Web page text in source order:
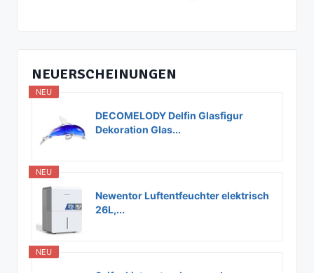
NEUERSCHEINUNGEN
NEU
DECOMELODY Delfin Glasfigur
Dekoration Glas...
NEU
Newentor Luftentfeuchter elektrisch
26L,...
NEU